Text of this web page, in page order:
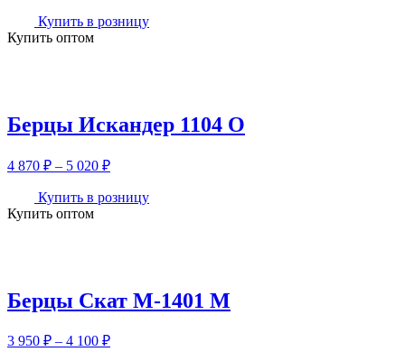
Купить в розницу
Купить оптом
Берцы Искандер 1104 О
4 870 ₽ – 5 020 ₽Диапазон
4
Купить в розницу
Купить оптом
Берцы Скат М-1401 М
3 950 ₽ – 4 100 ₽Диапазон